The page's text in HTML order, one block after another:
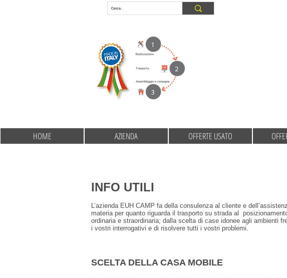
INFO UTILI
L’azienda EUH CAMP fa della consulenza al cliente e
materia per quanto riguarda il trasporto su strada al
ordinaria e straordinaria; dalla scelta di case idonee agli ambienti
i vostri interrogativi e di risolvere tutti i vostri problemi.
SCELTA DELLA CASA MOBILE
HOME AZIENDA OFFERTE USATO